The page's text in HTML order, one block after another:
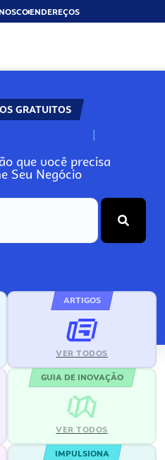
ENDEREÇOS
GRATUITOS
N
que você precisa
Seu Negócio
ARTIGOS
VER TODOS
GUIA DE INOVAÇÃO
VER TODOS
IMPULSIONA